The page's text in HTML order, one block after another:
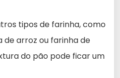
tipos de farinha, como
de arroz ou farinha de
do pão pode ficar um